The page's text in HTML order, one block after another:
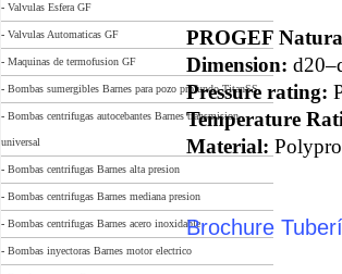
- Valvulas Esfera GF
- Valvulas Automaticas GF
- Maquinas de termofusion GF
- Bombas sumergibles Barnes para pozo profundo TitanSS
- Bombas centrifugas autocebantes Barnes transmision
universal
- Bombas centrifugas Barnes alta presion
- Bombas centrifugas Barnes mediana presion
- Bombas centrifugas Barnes acero inoxidable
- Bombas inyectoras Barnes motor electrico
PROGEF
Dimension:
Pressure rating:
Temperature
Material:
Brochure